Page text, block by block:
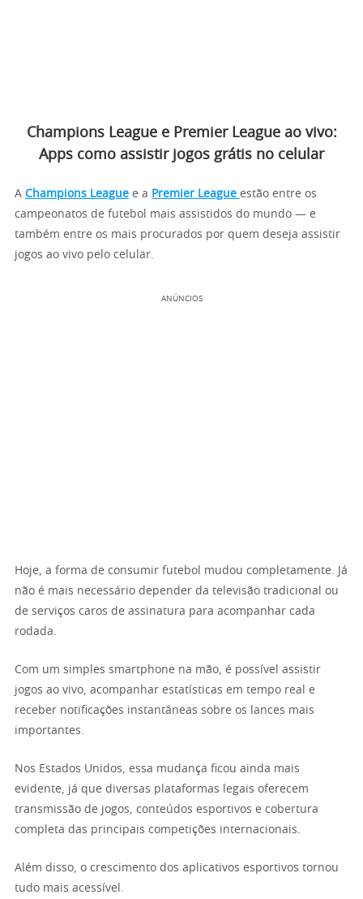
Champions League e Premier League ao vivo:
Apps como assistir jogos grátis no celular
A Champions League e a Premier League estão entre os
campeonatos de futebol mais assistidos do mundo — e
também entre os mais procurados por quem deseja assistir
jogos ao vivo pelo celular.
ANÚNCIOS
Hoje, a forma de consumir futebol mudou completamente. Já
não é mais necessário depender da televisão tradicional ou
de serviços caros de assinatura para acompanhar cada
rodada.
Com um simples smartphone na mão, é possível assistir
jogos ao vivo, acompanhar estatísticas em tempo real e
receber notificações instantâneas sobre os lances mais
importantes.
Nos Estados Unidos, essa mudança ficou ainda mais
evidente, já que diversas plataformas legais oferecem
transmissão de jogos, conteúdos esportivos e cobertura
completa das principais competições internacionais.
Além disso, o crescimento dos aplicativos esportivos tornou
tudo mais acessível.